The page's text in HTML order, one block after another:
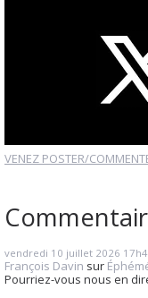
VENEZ POSTER/
vendredi 10 juillet 2026
François Davin sur
Pourriez-vous nous en